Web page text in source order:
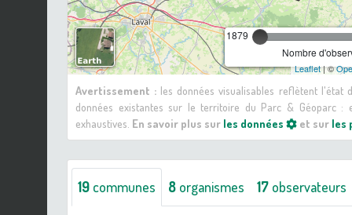
1879
Nombre
Leaflet| ©
Avertissement : les données visualisables reflètent l'état
données existantes sur le territoire du Parc & Géoparc :
exhaustives. En savoir plus sur les données et sur les
19 communes 8 organismes 17 observateurs